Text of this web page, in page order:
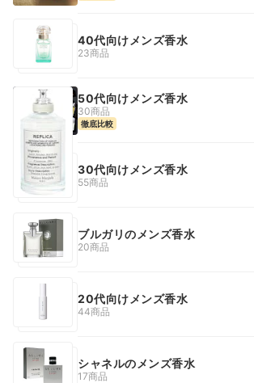
40代向けメンズ香水
23商品
50代向けメンズ香水
30商品
徹底比較
30代向けメンズ香水
55商品
ブルガリのメンズ香水
20商品
20代向けメンズ香水
44商品
シャネルのメンズ香水
17商品